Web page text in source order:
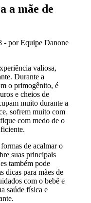
a mãe de
- por Equipe Danone
valiosa,
Durante a
o primogênito, é
e cheios de
muito durante a
sofrem muito com
com medo de o
de acalmar o
suas principais
também pode
dicas para mães de
com o bebê e
saúde física e